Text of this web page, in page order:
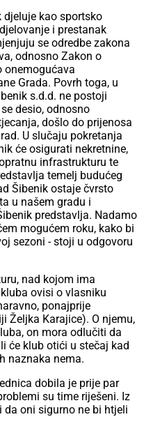
djeluje kao sportsko
i prestanak
se odredbe zakona
odnosno Zakon o
onemogućava
Grada. Povrh toga, u
s.d.d. ne postoji
desio, odnosno
došlo do prijenosa
U slučaju pokretanja
će osigurati nekretnine,
infrastrukturu te
temelj budućeg
Šibenik ostaje čvrsto
u našem gradu i
predstavlja. Nadamo
mogućem roku, kako bi
sezoni - stoji u odgovoru
nad kojom ima
ovisi o vlasniku
ponajprije
Željka Karajice). O njemu,
on mora odlučiti da
će klub otići u stečaj kad
naznaka nema.
dobila je prije par
su time riješeni. Iz
oni sigurno ne bi htjeli